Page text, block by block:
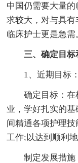
中国仍需要大量
求较大，对与具
临床护士更是急需
三、确定目
1、近期目
确定目标：
业，学好扎实的
间精通各项护理
工作;以达到顺利
制定发展措